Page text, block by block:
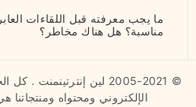
ما يجب معرفته قبل اللقاءات
مناسبة؟ هل هناك مخاطر؟
© 2005-2021 لين
الإلكتروني ومحتواه